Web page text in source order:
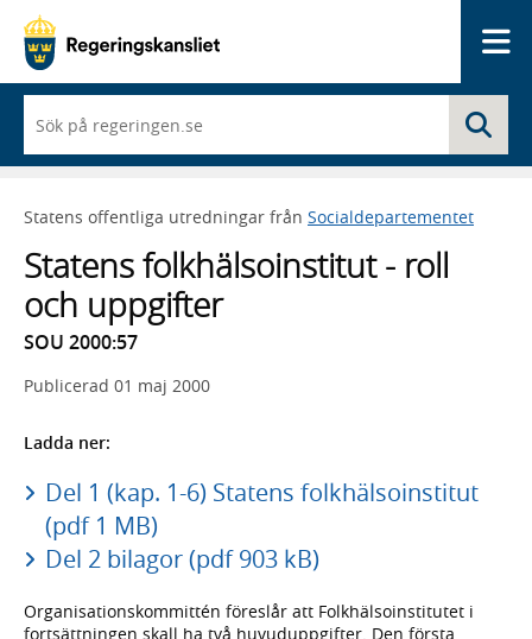
du
börjar
skriva
framträder
lista
med
sökförslag
Statens offentliga utredningar från Socialdepartementet
Statens folkhälsoinstitut - roll
och uppgifter
SOU 2000:57
Publicerad 01 maj 2000
Ladda ner:
Del 1 (kap. 1-6) Statens folkhälsoinstitut
(pdf 1 MB)
Del 2 bilagor (pdf 903 kB)
Organisationskommittén föreslår att Folkhälsoinstitutet i
fortsättningen skall ha två huvuduppgifter. Den första